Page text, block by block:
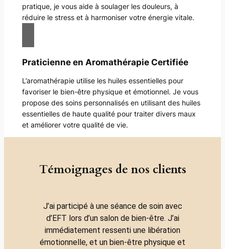
pratique, je vous aide à soulager les douleurs, à
réduire le stress et à harmoniser votre énergie vitale.
Praticienne en Aromathérapie Certifiée
L’aromathérapie utilise les huiles essentielles pour
favoriser le bien-être physique et émotionnel. Je vous
propose des soins personnalisés en utilisant des huiles
essentielles de haute qualité pour traiter divers maux
et améliorer votre qualité de vie.
Témoignages de nos clients
J’ai participé à une séance de soin avec
d’EFT lors d’un salon de bien-être. J’ai
immédiatement ressenti une libération
émotionnelle, et un bien-être physique et